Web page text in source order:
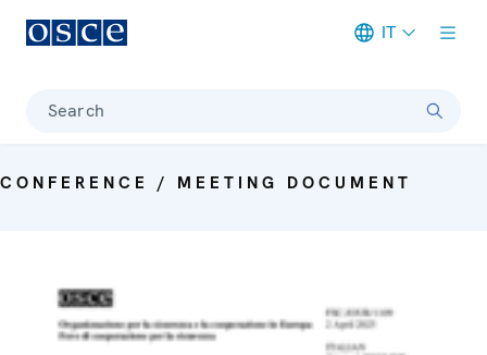
IT
Search
CONFERENCE / MEETING DOCUMENT